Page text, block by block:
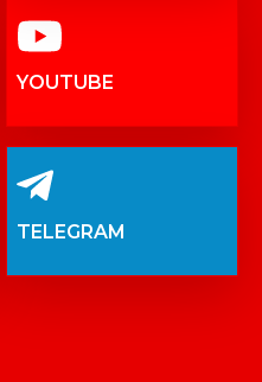
YOUTUBE
TELEGRAM